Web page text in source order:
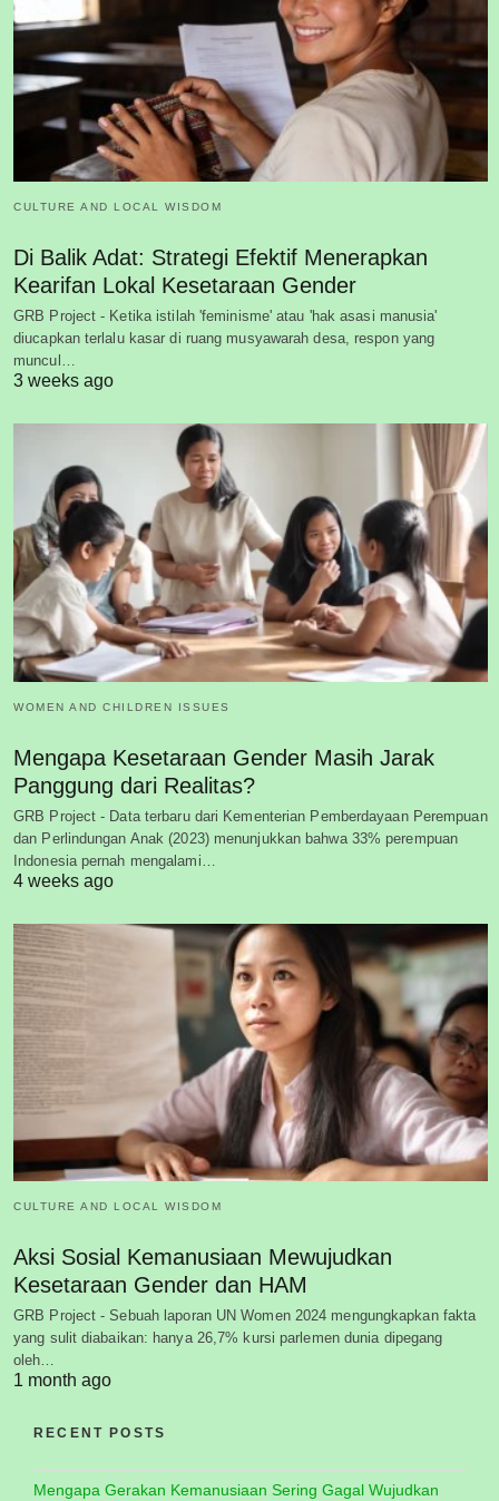
CULTURE AND LOCAL WISDOM
Di Balik Adat: Strategi Efektif Menerapkan
Kearifan Lokal Kesetaraan Gender
GRB Project - Ketika istilah 'feminisme' atau 'hak asasi manusia'
diucapkan terlalu kasar di ruang musyawarah desa, respon yang
muncul…
3 weeks ago
WOMEN AND CHILDREN ISSUES
Mengapa Kesetaraan Gender Masih Jarak
Panggung dari Realitas?
GRB Project - Data terbaru dari Kementerian Pemberdayaan Perempuan
dan Perlindungan Anak (2023) menunjukkan bahwa 33% perempuan
Indonesia pernah mengalami…
4 weeks ago
CULTURE AND LOCAL WISDOM
Aksi Sosial Kemanusiaan Mewujudkan
Kesetaraan Gender dan HAM
GRB Project - Sebuah laporan UN Women 2024 mengungkapkan fakta
yang sulit diabaikan: hanya 26,7% kursi parlemen dunia dipegang
oleh…
1 month ago
RECENT POSTS
Mengapa Gerakan Kemanusiaan Sering Gagal Wujudkan